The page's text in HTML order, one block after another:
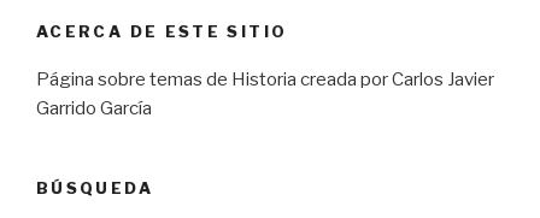
ACERCA DE ESTE SITIO
Página sobre temas de Historia creada por Carlos Javier
Garrido García
BÚSQUEDA